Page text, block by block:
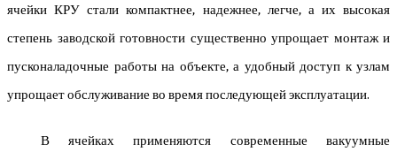
ячейки КРУ стали компактнее, надежнее, легче, а их высокая
степень заводской готовности существенно упрощает монтаж и
пусконаладочные работы на объекте, а удобный доступ к узлам
упрощает обслуживание во время последующей эксплуатации.
В ячейках применяются современные вакуумные